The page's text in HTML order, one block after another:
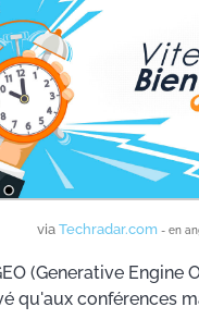
via Techradar.com - en
(Generative Engine
qu'aux conférences